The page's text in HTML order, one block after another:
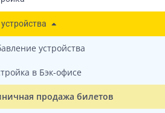
устройства
в Бэк-офисе
продажа билетов